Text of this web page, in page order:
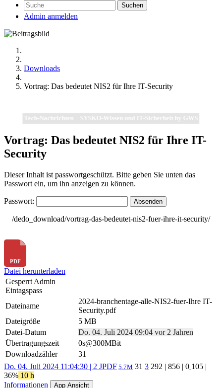
Suchen
Admin anmelden
Downloads
Vortrag: Das bedeutet NIS2 für Ihre IT-Security
Tech-Nachrichten – SYSKO-Wissen und IT-Sicherheit by GWS
Vortrag: Das bedeutet NIS2 für Ihre IT-
Security
Dieser Inhalt ist passwortgeschützt. Bitte geben Sie unten das
Passwort ein, um ihn anzeigen zu können.
Passwort:
/dedo_download/vortrag-das-bedeutet-nis2-fuer-ihre-it-security/
Datei herunterladen
Gesperrt Admin
Eintagspass
Dateiname
2024-branchentage-alle-NIS2-fuer-Ihre IT-
Security.pdf
Dateigröße
5 MB
Datei-Datum
Do. 04. Juli 2024 09:04 vor 2 Jahren
Übertragungszeit
0s@300MBit
Downloadzähler
31
Do. 04. Juli 2024 11:04:30 | 2 JPDF 5.7M 31 3 292 | 856 | 0 105 |
36% 10 h
Informationen
App Ansicht